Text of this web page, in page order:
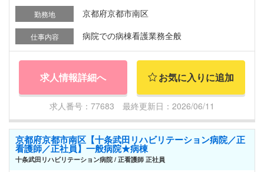
勤務地 京都府京都市南区
仕事内容 病院での病棟看護業務全般
求人情報詳細へ お気に入りに追加
求人番号：77683 最終更新日：2026/06/11
京都府京都市南区【十条武田リハビリテーション病院／正
看護師／正社員】一般病院★病棟
十条武田リハビリテーション病院 / 正看護師 正社員